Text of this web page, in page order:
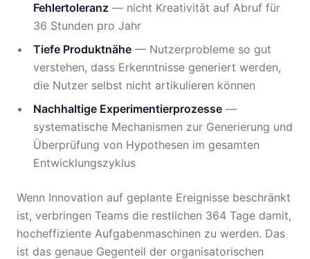
Fehlertoleranz — nicht Kreativität auf Abruf für
36 Stunden pro Jahr
Tiefe Produktnähe — Nutzerprobleme so gut
verstehen, dass Erkenntnisse generiert werden,
die Nutzer selbst nicht artikulieren können
Nachhaltige Experimentierprozesse —
systematische Mechanismen zur Generierung und
Überprüfung von Hypothesen im gesamten
Entwicklungszyklus
Wenn Innovation auf geplante Ereignisse beschränkt
ist, verbringen Teams die restlichen 364 Tage damit,
hocheffiziente Aufgabenmaschinen zu werden. Das
ist das genaue Gegenteil der organisatorischen